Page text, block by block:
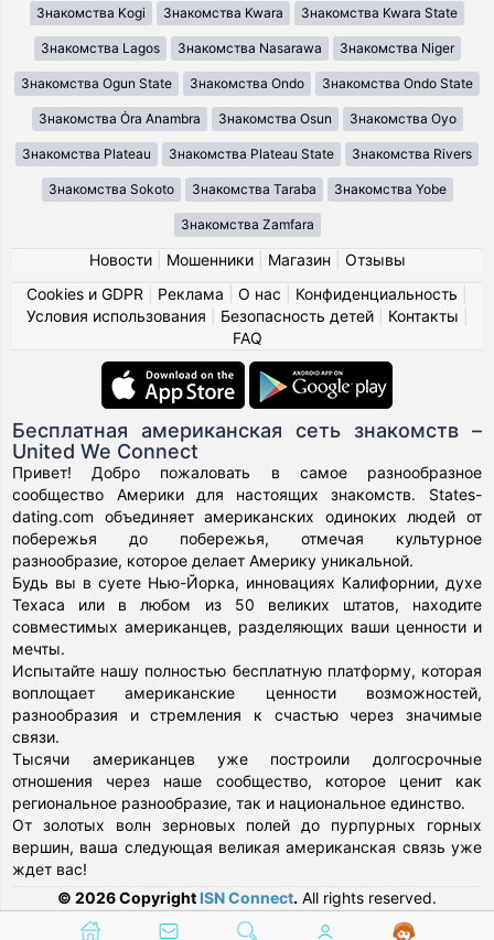
Знакомства Kogi Знакомства Kwara Знакомства Kwara State
Знакомства Lagos Знакомства Nasarawa Знакомства Niger
Знакомства Ogun State Знакомства Ondo Знакомства Ondo State
Знакомства Ȯra Anambra Знакомства Osun Знакомства Oyo
Знакомства Plateau Знакомства Plateau State Знакомства Rivers
Знакомства Sokoto Знакомства Taraba Знакомства Yobe
Знакомства Zamfara
Новости| Мошенники| Магазин
Отзывы
Cookies и GDPR
Реклама О нас Конфиденциальность
Условия использования
Безопасность детей| Контакты
FAQ
Бесплатная американская сеть знакомств –
United We Connect
Привет! Добро пожаловать в самое разнообразное
сообщество Америки для настоящих знакомств. States-
dating.com объединяет американских одиноких людей от
побережья до побережья, отмечая культурное
разнообразие, которое делает Америку уникальной.
Будь вы в суете Нью-Йорка, инновациях Калифорнии, духе
Техаса или в любом из 50 великих штатов, находите
совместимых американцев, разделяющих ваши ценности и
мечты.
Испытайте нашу полностью бесплатную платформу, которая
воплощает американские ценности возможностей,
разнообразия и стремления к счастью через значимые
связи.
Тысячи американцев уже построили долгосрочные
отношения через наше сообщество, которое ценит как
региональное разнообразие, так и национальное единство.
От золотых волн зерновых полей до пурпурных горных
вершин, ваша следующая великая американская связь уже
ждет вас!
© 2026 Copyright ISN Connect. All rights reserved.